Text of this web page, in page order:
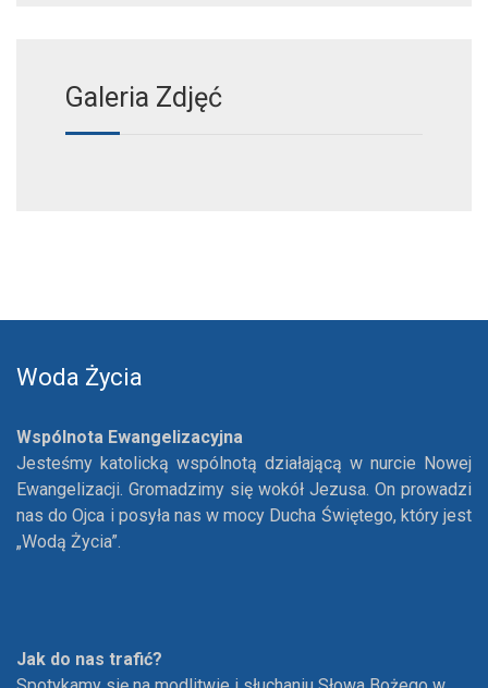
Galeria Zdjęć
Woda Życia
Wspólnota Ewangelizacyjna
Jesteśmy katolicką wspólnotą działającą w nurcie Nowej
Ewangelizacji. Gromadzimy się wokół Jezusa. On prowadzi
nas do Ojca i posyła nas w mocy Ducha Świętego, który jest
„Wodą Życia”.
Jak do nas trafić?